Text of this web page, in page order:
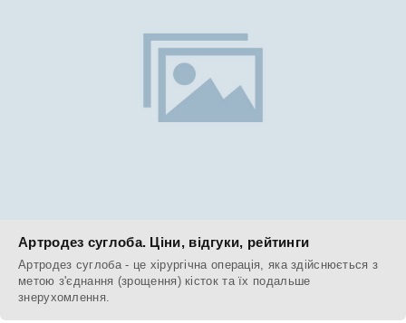
Артродез суглоба. Ціни, відгуки, рейтинги
Артродез суглоба - це хірургічна операція, яка здійснюється з
метою з'єднання (зрощення) кісток та їх подальше
знерухомлення.